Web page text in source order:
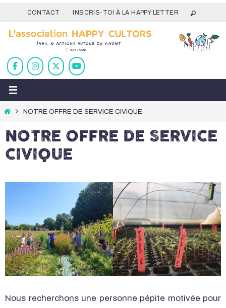
vers
contenu
CONTACT INSCRIS-TOI À LA HAPPY LETTER
HomeNOTRE OFFRE DE SERVICE CIVIQUE
NOTRE OFFRE DE SERVICE
CIVIQUE
Nous recherchons une personne pépite motivée pour